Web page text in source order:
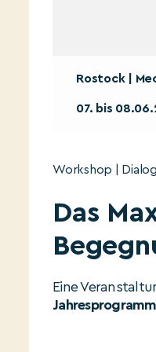
Rostock |
07. bis
Workshop | Dialog
Das
Eine